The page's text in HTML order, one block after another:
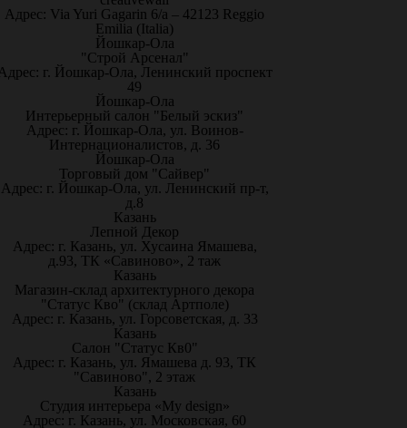
Адрес: Via Yuri Gagarin 6/a – 42123 Reggio
Emilia (Italia)
Йошкар-Ола
"Строй Арсенал"
г. Йошкар-Ола, Ленинский проспект
49
Йошкар-Ола
Интерьерный салон "Белый эскиз"
Адрес: г. Йошкар-Ола, ул. Воинов-
Интернационалистов, д. 36
Йошкар-Ола
Торговый дом "Сайвер"
Адрес: г. Йошкар-Ола, ул. Ленинский пр-т,
д.8
Казань
Лепной Декор
Адрес: г. Казань, ул. Хусаина Ямашева,
д.93, ТК «Савиново», 2 таж
Казань
Магазин-склад архитектурного декора
"Статус Кво" (склад Артполе)
Адрес: г. Казань, ул. Горсоветская, д. 33
Казань
Салон "Статус Кв0"
Адрес: г. Казань, ул. Ямашева д. 93, ТК
"Савиново", 2 этаж
Казань
Студия интерьера «My design»
Адрес: г. Казань, ул. Московская, 60